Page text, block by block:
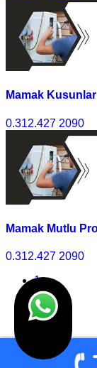
Mamak
0.312.427 2090
Mamak Mutlu
0.312.427 2090
1
2
3
>>
© Klima Servisi